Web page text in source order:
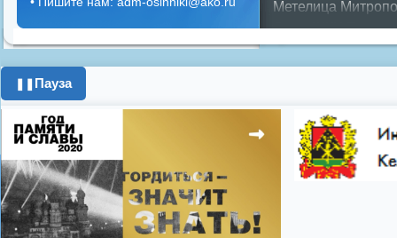
Метелица
Днем ЖКХ
Противопожарная
день города
цифровое
Показать все теги
Пауза